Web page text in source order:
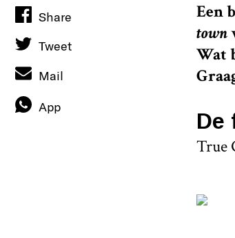
Een
town
Wat
De
True
Share
Tweet
Mail
App